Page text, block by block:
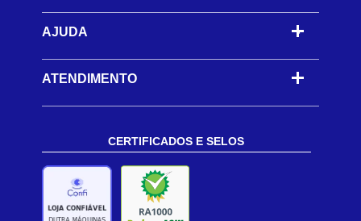
AJUDA -
ATENDIMENTO
CERTIFICADOS E SELOS